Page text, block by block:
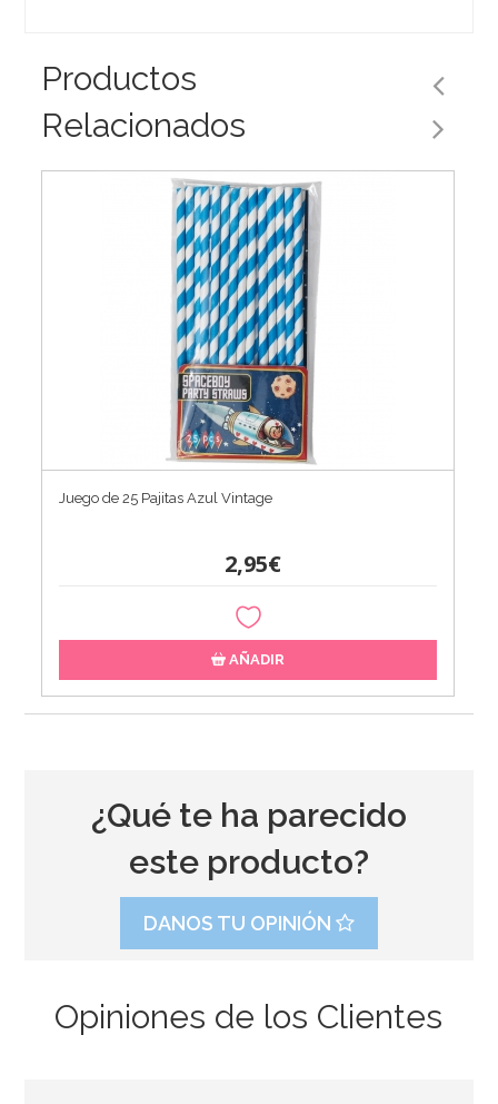
Productos
Relacionados
Juego de 25 Pajitas Azul Vintage
2,95€
AÑADIR
¿Qué te ha parecido
este producto?
DANOS TU OPINIÓN
Opiniones de los Clientes